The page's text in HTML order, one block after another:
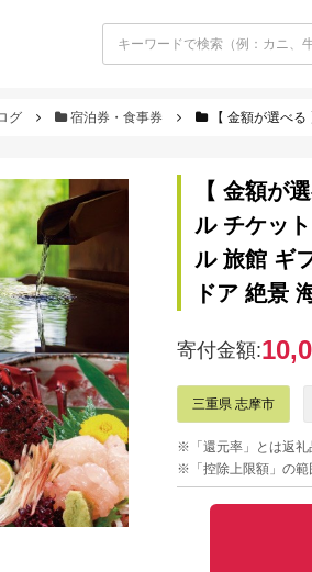
グ 宿泊券・食事券 【 金額が選べる 】 志摩 満喫
【 金額が
ル チケッ
ル 旅館 ギ
ドア 絶景
寄付金額:
三重県 志摩市
※「還元率」とは返礼
※「控除上限額」の範